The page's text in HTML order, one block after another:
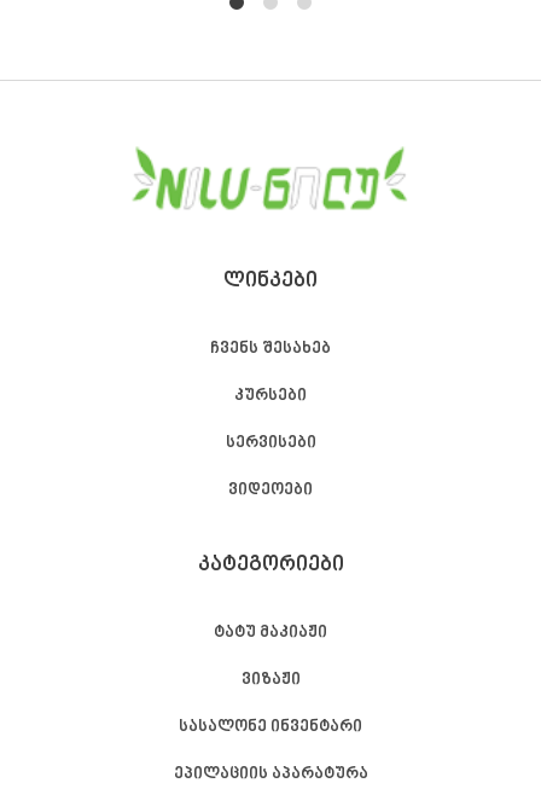
ᲚᲘᲜᲙᲔᲑᲘ
ჩვენს შესახებ
კურსები
სერვისები
ვიდეოები
ᲙᲐᲢᲔᲒᲝᲠᲘᲔᲑᲘ
ტატუ მაკიაჟი
ვიზაჟი
სასალონე ინვენტარი
ეპილაციის აპარატურა